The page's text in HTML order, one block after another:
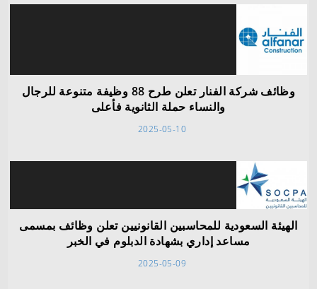
وظائف شركة الفنار تعلن طرح 88 وظيفة متنوعة للرجال
والنساء حملة الثانوية فأعلى
2025-05-10
الهيئة السعودية للمحاسبين القانونيين تعلن وظائف بمسمى
مساعد إداري بشهادة الدبلوم في الخبر
2025-05-09